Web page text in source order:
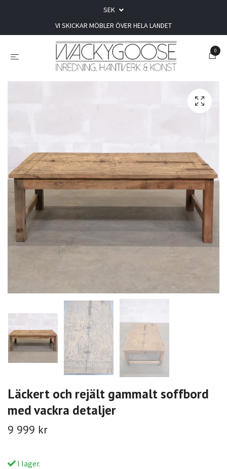
SEK
VI SKICKAR MÖBLER ÖVER HELA LANDET
0
Läckert och rejält gammalt soffbord
med vackra detaljer
9 999 kr
I lager.